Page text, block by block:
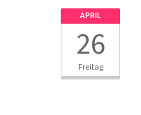
APRIL
26
Freitag